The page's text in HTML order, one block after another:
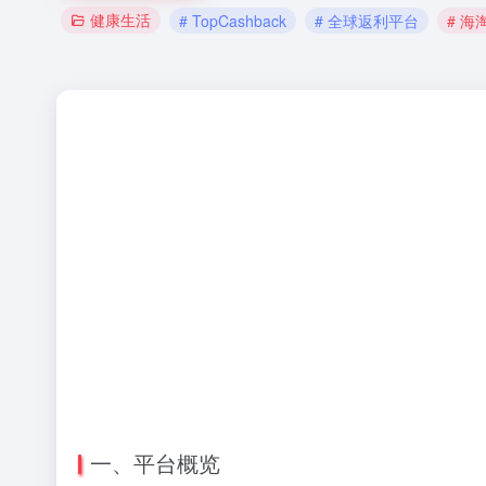
健康生活 # TopCashback # 全球返利平台 # 海
一、平台概览